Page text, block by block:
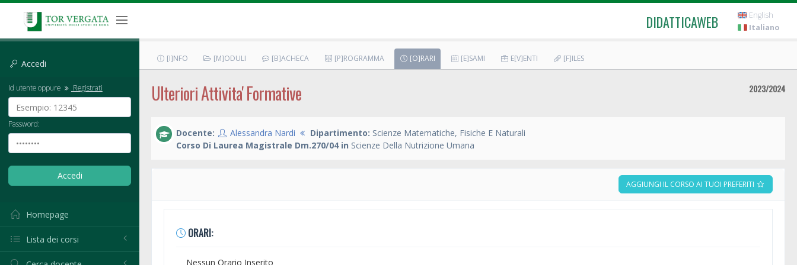
DIDATTICAWEB
English
Italiano
Accedi
Id utente oppure Registrati
Password:
Homepage
Lista dei corsi
[I]NFO [M]ODULI [B]ACHECA [P]ROGRAMMA [O]RARI [E]SAMI E[V]ENTI [F]ILES
Ulteriori Attivita' Formative 2023/2024
Docente: Alessandra Nardi Dipartimento: Scienze Matematiche, Fisiche E Naturali
Corso Di Laurea Magistrale Dm.270/04 in Scienze Della Nutrizione Umana
AGGIUNGI IL CORSO AI TUOI PREFERITI
ORARI:
Nessun Orario Inserito